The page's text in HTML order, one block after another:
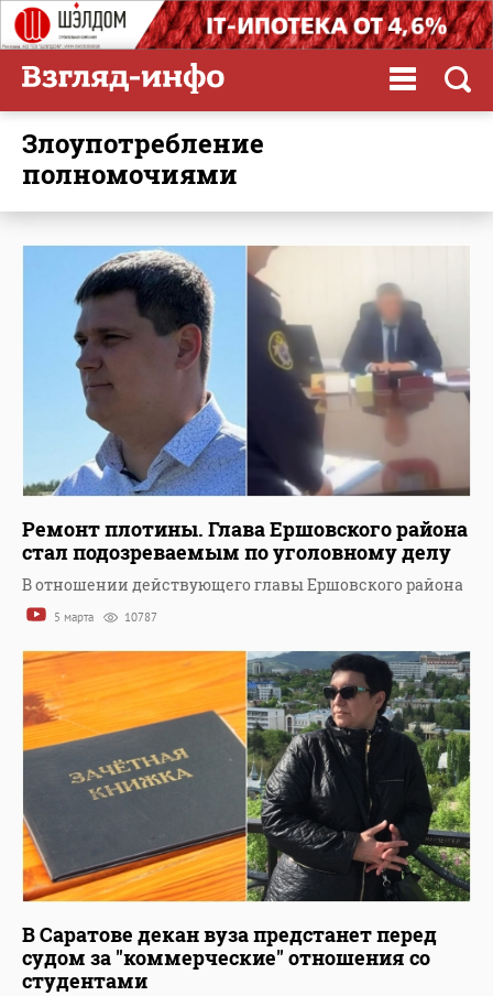
злоупотребление
полномочиями
Ремонт плотины. Глава Ершовского района
стал подозреваемым по уголовному делу
В отношении действующего главы Ершовского района
5 марта 10787
В Саратове декан вуза предстанет перед
судом за "коммерческие" отношения со
студентами